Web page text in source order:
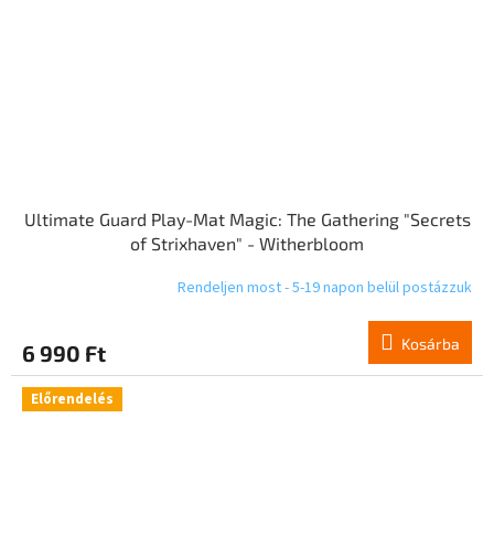
Ultimate Guard Play-Mat Magic: The Gathering "Secrets
of Strixhaven" - Witherbloom
Rendeljen most - 5-19 napon belül postázzuk
6 990 Ft Kosárba
Előrendelés